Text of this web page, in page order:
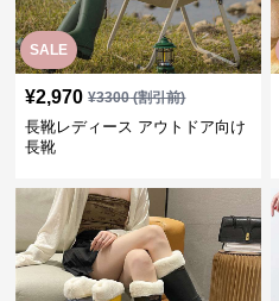
SALE
¥2,970 ¥3300(割引前)
長靴レディース アウトドア向け
長靴